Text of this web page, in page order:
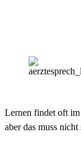
Lernen findet oft im
aber das muss nicht